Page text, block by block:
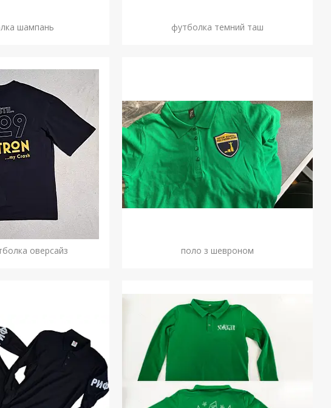
шампань футболка темний таш
оверсайз поло з шевроном